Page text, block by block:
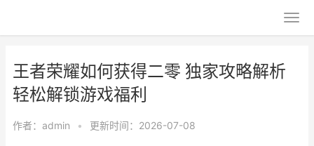
王者荣耀如何获得二零 独家攻略解析
轻松解锁游戏福利
作者： admin • 更新时间：2026-07-08